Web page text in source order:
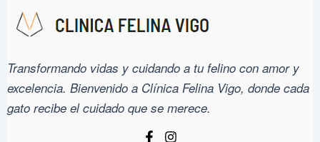
Transformando vidas y cuidando a tu felino con amor y
excelencia. Bienvenido a Clínica Felina Vigo, donde cada
gato recibe el cuidado que se merece.